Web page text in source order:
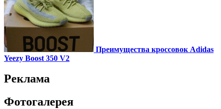
Преимущества кроссовок Adidas
Yeezy Boost 350 V2
Реклама
Фотогалерея